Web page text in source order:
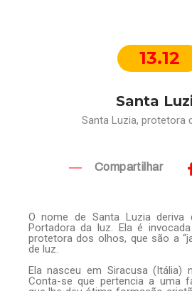
13.12
Santa
Santa Luzia, protetora
Compartilhar
O nome de Santa Luzia deriva
Portadora da luz. Ela é
protetora dos olhos, que são a
de luz.
Ela nasceu em Siracusa (Itália)
Conta-se que pertencia a uma